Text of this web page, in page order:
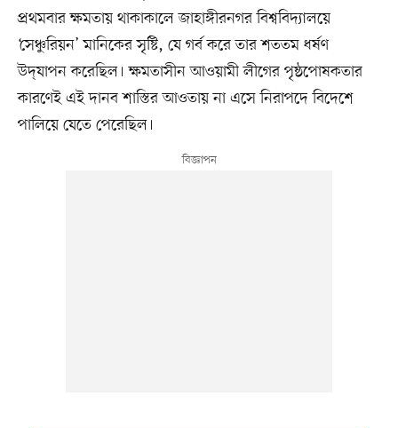
প্রথমবার ক্ষমতায় থাকাকালে জাহাঙ্গীরনগর বিশ্ববিদ্যালয়ে
‘সেঞ্চুরিয়ন’ মানিকের সৃষ্টি, যে গর্ব করে তার শততম ধর্ষণ
উদ্‌যাপন করেছিল। ক্ষমতাসীন আওয়ামী লীগের পৃষ্ঠপোষকতার
কারণেই এই দানব শাস্তির আওতায় না এসে নিরাপদে বিদেশে
পালিয়ে যেতে পেরেছিল।